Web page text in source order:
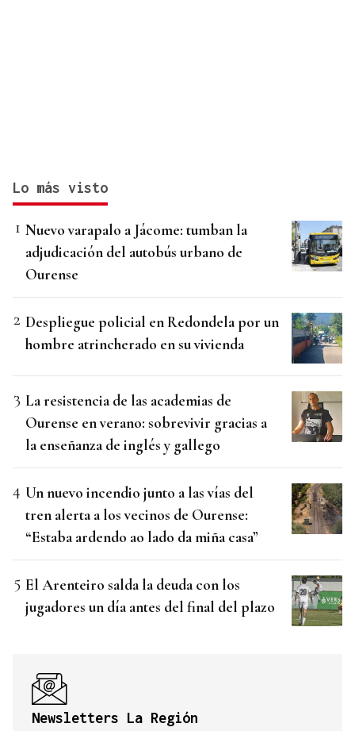
Lo más visto
Nuevo varapalo a Jácome: tumban la
adjudicación del autobús urbano de
Ourense
Despliegue policial en Redondela por un
hombre atrincherado en su vivienda
La resistencia de las academias de
Ourense en verano: sobrevivir gracias a
la enseñanza de inglés y gallego
Un nuevo incendio junto a las vías del
tren alerta a los vecinos de Ourense:
“Estaba ardendo ao lado da miña casa”
El Arenteiro salda la deuda con los
jugadores un día antes del final del plazo
Newsletters La Región